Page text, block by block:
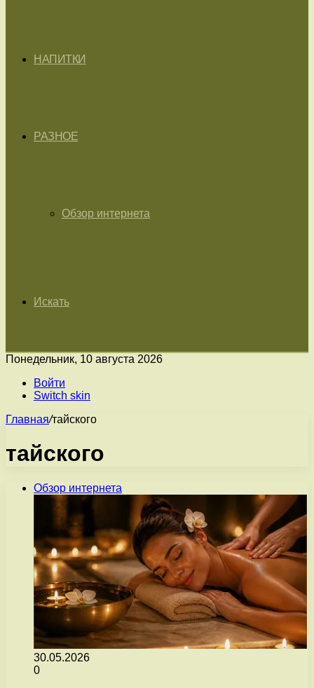
НАПИТКИ
РАЗНОЕ
Обзор интернета
Искать
Понедельник, 10 августа 2026
Войти
Switch skin
Главная/тайского
тайского
Обзор интернета
30.05.2026
0